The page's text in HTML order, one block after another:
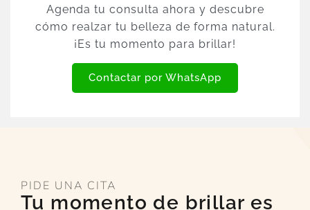
Agenda tu consulta ahora y descubre
cómo realzar tu belleza de forma natural.
¡Es tu momento para brillar!
Contactar por WhatsApp
PIDE UNA CITA
Tu momento de brillar es